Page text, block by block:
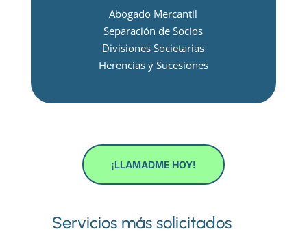
Abogado Mercantil
Separación de Socios
Divisiones Societarias
Herencias y Sucesiones
¡LLAMADME HOY!
Servicios más solicitados